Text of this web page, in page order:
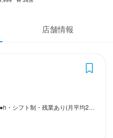
店舗情報
フト制・残業あり(月平均20時間)）
険、健康保険、労災保険）